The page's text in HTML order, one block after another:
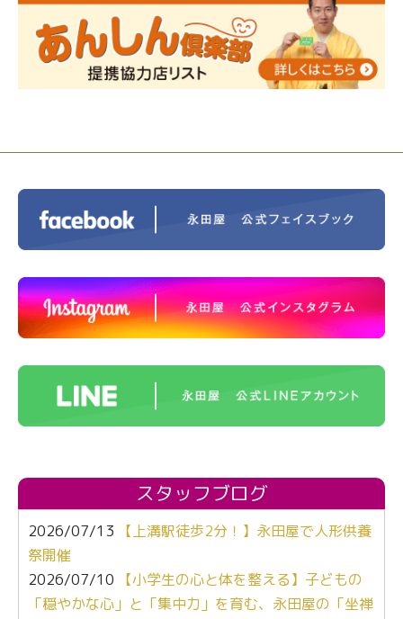
2023/12/16終活なるほど教室＠小さな家族葬ハウ
ス®上鶴間 エンディングノートを書いてみよう！
2023/11/29 永田屋創業110周年記念式典 レンブラ
ントホテル東京町田
スタッフブログ
2026/07/13
【上溝駅徒歩2分！】永田屋で人形供養
祭開催
2026/07/10
【小学生の心と体を整える】子どもの
「穏やかな心」と「集中力」を育む、永田屋の「坐禅